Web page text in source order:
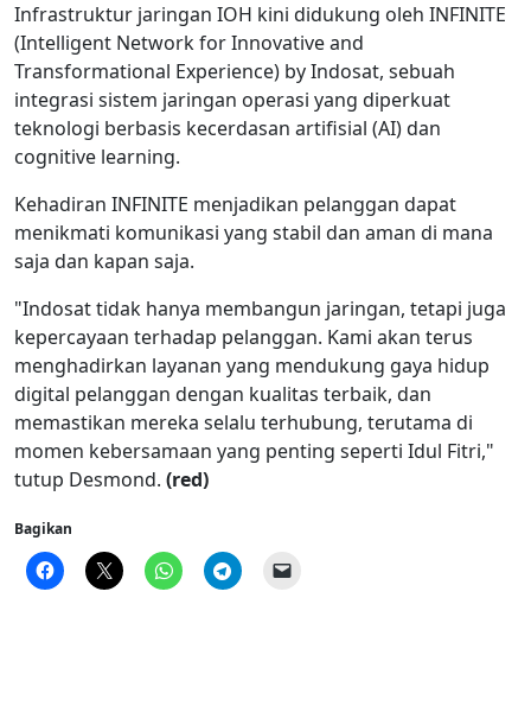
Infrastruktur jaringan IOH kini didukung oleh INFINITE
(Intelligent Network for Innovative and
Transformational Experience) by Indosat, sebuah
integrasi sistem jaringan operasi yang diperkuat
teknologi berbasis kecerdasan artifisial (AI) dan
cognitive learning.
Kehadiran INFINITE menjadikan pelanggan dapat
menikmati komunikasi yang stabil dan aman di mana
saja dan kapan saja.
"Indosat tidak hanya membangun jaringan, tetapi juga
kepercayaan terhadap pelanggan. Kami akan terus
menghadirkan layanan yang mendukung gaya hidup
digital pelanggan dengan kualitas terbaik, dan
memastikan mereka selalu terhubung, terutama di
momen kebersamaan yang penting seperti Idul Fitri,"
tutup Desmond. (red)
Bagikan